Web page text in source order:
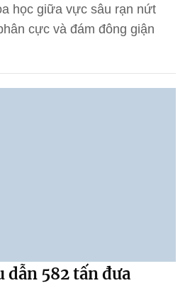
học giữa vực sâu rạn nứt
cực và đám đông giận
dẫn 582 tấn đưa